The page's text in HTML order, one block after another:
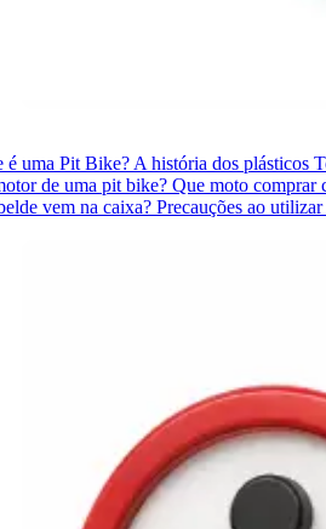
é uma Pit Bike? A história dos plásticos
de uma pit bike? Que moto comprar
vem na caixa? Precauções ao